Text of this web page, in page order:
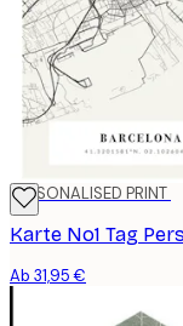
PERSONALISED PRINT
Ab 31,95 €